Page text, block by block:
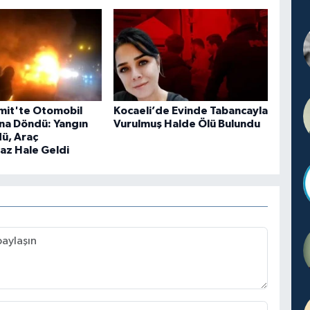
Otomobil
Döndü: Yangın
Araç
Hale Geldi
Kocaeli’de Evinde Tabancayla
Vurulmuş Halde Ölü Bulundu